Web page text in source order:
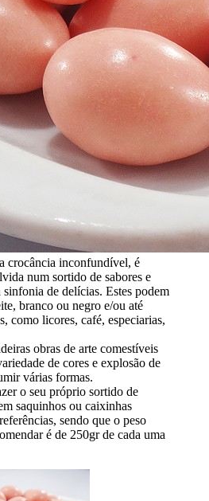
crocância inconfundível, é
num sortido de sabores e
de delícias. Estes podem
branco ou negro e/ou até
como licores, café, especiarias,
obras de arte comestíveis
de cores e explosão de
várias formas.
o seu próprio sortido de
saquinhos ou caixinhas
sendo que o peso
é de 250gr de cada uma